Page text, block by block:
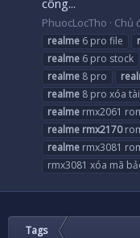
công...
PhuocLocTho Chủ
realme 6 pro file
realme 6 pro stock
realme 8 pro
realme 8 pro xóa
realme rmx2061
realme rmx2170
realme rmx3081
rmx3081 xóa mã
Tags